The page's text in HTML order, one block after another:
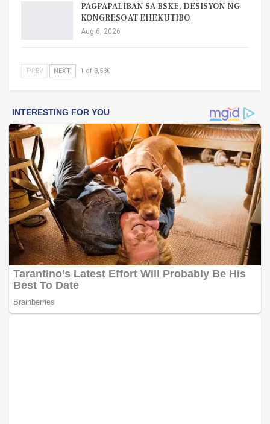
PAGPAPALIBAN SA BSKE, DESISYON NG
KONGRESO AT EHEKUTIBO
Aug 6, 2026
PREV NEXT 1 of 3,530